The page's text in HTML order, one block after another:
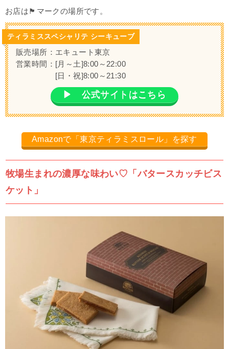
お店は🏴マークの場所です。
ティラミススペシャリテ シーキューブ
販売場所：エキュート東京
営業時間：[月～土]8:00～22:00
[日・祝]8:00～21:30
▶ 公式サイトはこちら
Amazonで「東京ティラミスロール」を探す
牧場生まれの濃厚な味わい♡「バタースカッチビス
ケット」